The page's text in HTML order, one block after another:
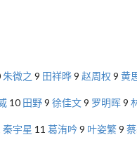
朱微之 9 田祥晔9 赵周权 9 黄
10 田野9 徐佳文9 罗明晖9
秦宇星 11 葛洧吟9 叶姿繁9